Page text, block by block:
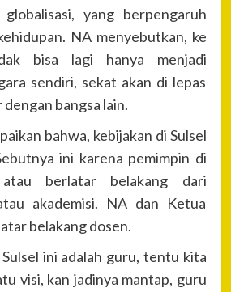
yang berpengaruh
NA menyebutkan, ke
bisa lagi hanya menjadi
sendiri, sekat akan di lepas
bangsa lain.
bahwa, kebijakan di Sulsel
ini karena pemimpin di
berlatar belakang dari
akademisi. NA dan Ketua
belakang dosen.
Sulsel ini adalah guru, tentu kita
visi, kan jadinya mantap, guru